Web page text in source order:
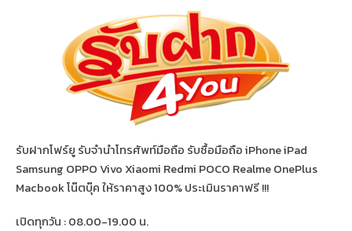
รับฝากโฟร์ยู รับจำนำโทรศัพท์มือถือ รับซื้อมือถือ iPhone iPad
Samsung OPPO Vivo Xiaomi Redmi POCO Realme OnePlus
Macbook โน๊ตบุ๊ค ให้ราคาสูง 100% ประเมินราคาฟรี !!!
เปิดทุกวัน : 08.00-19.00 น.